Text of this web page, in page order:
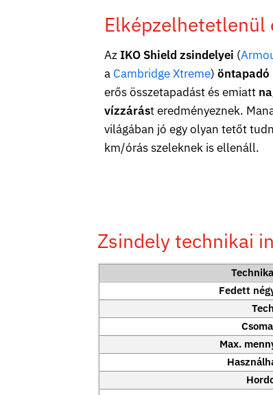
Elképzelhetetlenül
AzIKO Shield zsindelyei (
a Cambridge Xtreme)
erős összetapadást és emiatt
vízzárást eredményeznek.
világában jó egy olyan tetőt
km/órás szeleknek is ellenáll.
Zsindely technikai
Fedett
Max.